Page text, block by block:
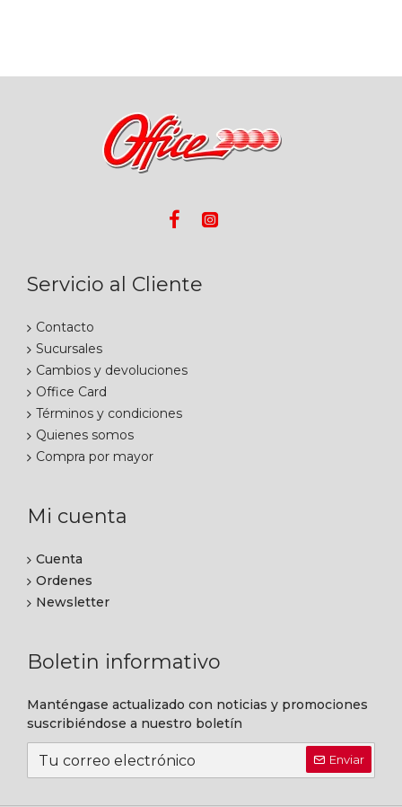
Servicio al Cliente
Contacto
Sucursales
Cambios y devoluciones
Office Card
Términos y condiciones
Quienes somos
Compra por mayor
Mi cuenta
Cuenta
Ordenes
Newsletter
Boletin informativo
Manténgase actualizado con noticias y promociones
suscribiéndose a nuestro boletín
Enviar